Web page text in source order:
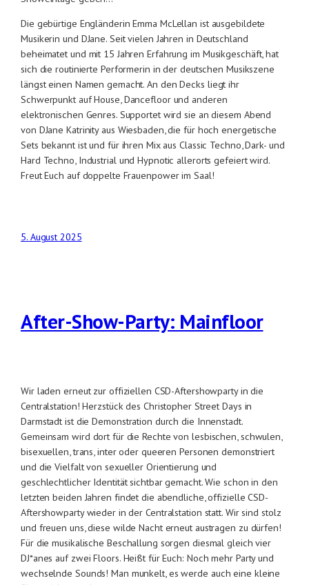
Die gebürtige Engländerin Emma McLellan ist ausgebildete
Musikerin und DJane. Seit vielen Jahren in Deutschland
beheimatet und mit 15 Jahren Erfahrung im Musikgeschäft, hat
sich die routinierte Performerin in der deutschen Musikszene
längst einen Namen gemacht. An den Decks liegt ihr
Schwerpunkt auf House, Dancefloor und anderen
elektronischen Genres. Supportet wird sie an diesem Abend
von DJane Katrinity aus Wiesbaden, die für hoch energetische
Sets bekannt ist und für ihren Mix aus Classic Techno, Dark- und
Hard Techno, Industrial und Hypnotic allerorts gefeiert wird.
Freut Euch auf doppelte Frauenpower im Saal!
5. August 2025
After-Show-Party: Mainfloor
Wir laden erneut zur offiziellen CSD-Aftershowparty in die
Centralstation! Herzstück des Christopher Street Days in
Darmstadt ist die Demonstration durch die Innenstadt.
Gemeinsam wird dort für die Rechte von lesbischen, schwulen,
bisexuellen, trans, inter oder queeren Personen demonstriert
und die Vielfalt von sexueller Orientierung und
geschlechtlicher Identität sichtbar gemacht. Wie schon in den
letzten beiden Jahren findet die abendliche, offizielle CSD-
Aftershowparty wieder in der Centralstation statt. Wir sind stolz
und freuen uns, diese wilde Nacht erneut austragen zu dürfen!
Für die musikalische Beschallung sorgen diesmal gleich vier
DJ*anes auf zwei Floors. Heißt für Euch: Noch mehr Party und
wechselnde Sounds! Man munkelt, es werde auch eine kleine